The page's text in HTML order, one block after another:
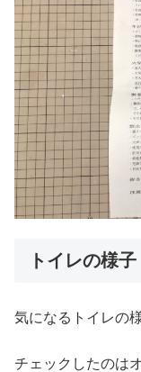
トイレの様子
気になるトイレの
チェックしたのは